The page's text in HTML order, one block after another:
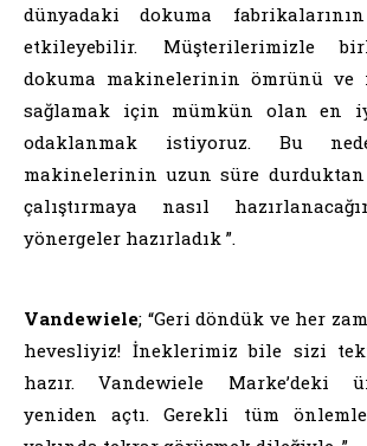
dünyadaki dokuma
etkileyebilir. Müşterilerimizle
dokuma makinelerinin ömrünü ve
sağlamak için mümkün olan en
odaklanmak istiyoruz. Bu
makinelerinin uzun süre
çalıştırmaya nasıl
yönergeler hazırladık ”.
Vandewiele; “Geri döndük ve her
hevesliyiz! İneklerimiz bile sizi
hazır. Vandewiele Marke’deki
yeniden açtı. Gerekli tüm